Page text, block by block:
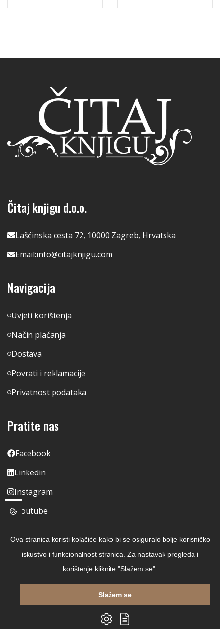
Čitaj knjigu d.o.o.
Lašćinska cesta 72, 10000 Zagreb, Hrvatska
Email:info@citajknjigu.com
Navigacija
Uvjeti korištenja
Način plaćanja
Dostava
Povrati i reklamacije
Privatnost podataka
Pratite nas
Facebook
Linkedin
Instagram
Youtube
Copyright © 2026 Čitaj Knjigu
Ova stranica koristi kolačiće kako bi se osiguralo bolje korisničko
iskustvo i funkcionalnost stranica. Za nastavak pregleda i
korištenje kliknite "Slažem se".
Slažem se